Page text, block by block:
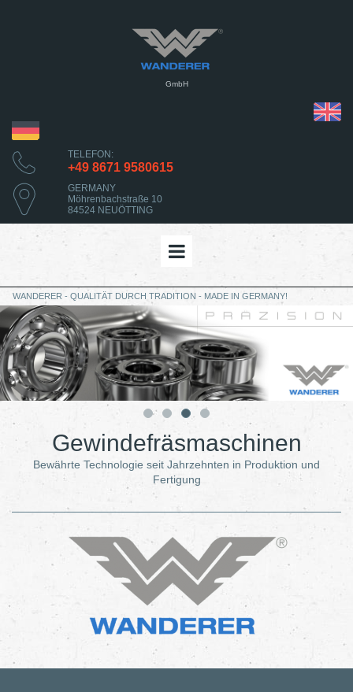
GmbH
TELEFON:
+49 8671 9580615
GERMANY
Möhrenbachstraße 10
84524 NEUÖTTING
WANDERER - QUALITÄT DURCH TRADITION - MADE IN GERMANY!
Gewindefräsmaschinen
Bewährte Technologie seit Jahrzehnten in Produktion und
Fertigung